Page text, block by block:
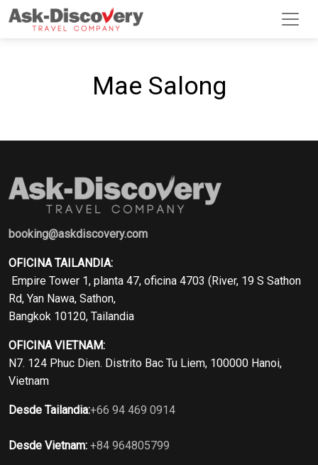
Mae Salong
booking@askdiscovery.com
OFICINA TAILANDIA:
Empire Tower 1, planta 47, oficina 4703 (River, 19 S Sathon
Rd, Yan Nawa, Sathon,
Bangkok 10120, Tailandia
OFICINA VIETNAM:
N7. 124 Phuc Dien. Distrito Bac Tu Liem, 100000 Hanoi,
Vietnam
Desde Tailandia:+66 94 469 0914
Desde Vietnam: +84 964805799